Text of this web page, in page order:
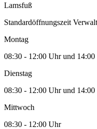
Lamsfuß
Standardöffnungszeit
Montag
08:30 - 12:00 Uhr und
Dienstag
08:30 - 12:00 Uhr und
Mittwoch
08:30 - 12:00 Uhr